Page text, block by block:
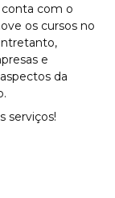
conta com o
os cursos no
e
da
serviços!